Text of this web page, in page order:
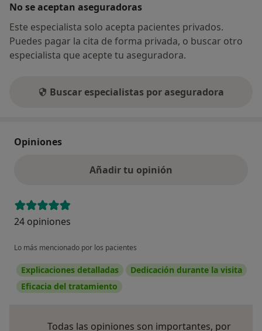
No se aceptan aseguradoras
Este especialista solo acepta pacientes privados.
Puedes pagar la cita de forma privada, o buscar otro
especialista que acepte tu aseguradora.
Buscar especialistas por aseguradora
Opiniones
Añadir tu opinión
24 opiniones
Lo más mencionado por los pacientes
Explicaciones detalladas
Dedicación durante la visita
Eficacia del tratamiento
Todas las opiniones son importantes, por